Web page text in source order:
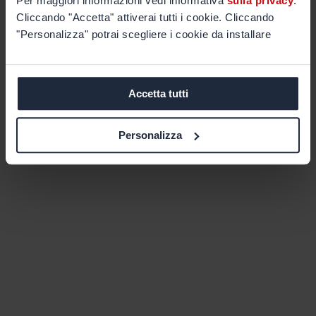
Cliccando "Accetta" attiverai tutti i cookie. Cliccando
"Personalizza" potrai scegliere i cookie da installare
Accetta tutti
Personalizza